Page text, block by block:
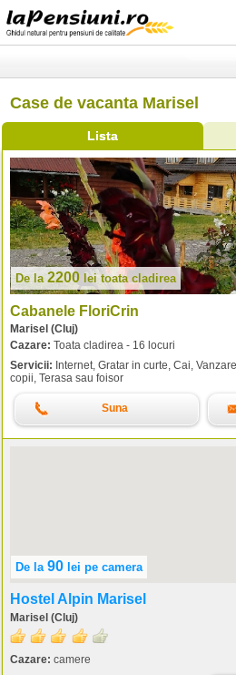
Case de vacanta Marisel
Lista
De la 2200 lei toata cladirea
Cabanele FloriCrin
Marisel (Cluj)
Cazare: Toata cladirea - 16 locuri
Servicii: Internet, Gratar in curte, Cai,
copii, Terasa sau foisor
Suna
De la 90 lei pe camera
Hostel Alpin Marisel
Marisel (Cluj)
Cazare: camere